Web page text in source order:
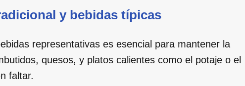
y bebidas típicas
representativas es esencial para mantener la
quesos, y platos calientes como el potaje o el
faltar.